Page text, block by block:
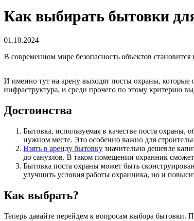
Как выбирать бытовки
01.10.2024
В современном мире безопасность объектов
И именно тут на арену выходят посты охраны, которые
инфраструктура, и среди прочего по этому критерию
Достоинства
Бытовка, используемая в качестве поста охраны,
нужном месте. Это особенно важно для
Взять в аренду бытовку значительно дешевле
до санузлов. В таком помещении охранник
Бытовка поста охраны может быть
улучшить условия работы охранника, но и
Как выбрать?
Теперь давайте перейдем к вопросам выбора бытовки.